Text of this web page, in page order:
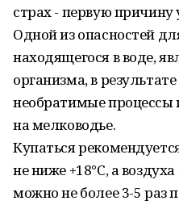
страх - первую причину
Одной из опасностей
находящегося в воде,
организма, в
необратимые процессы
на мелководье.
Купаться
не ниже +18°С, а
можно не более 3-5 раз